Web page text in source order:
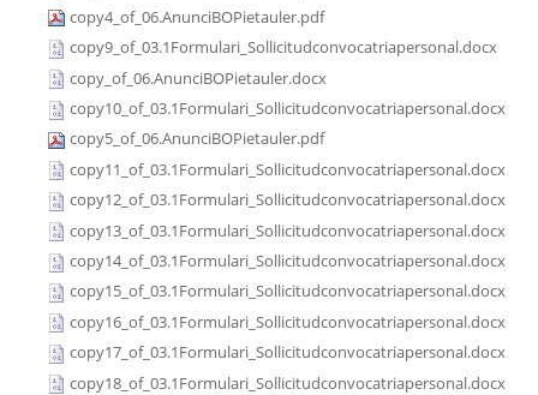
copy4_of_06.AnunciBOPietauler.pdf
copy9_of_03.1Formulari_Sollicitudconvocatriapersonal.docx
copy_of_06.AnunciBOPietauler.docx
copy10_of_03.1Formulari_Sollicitudconvocatriapersonal.docx
copy5_of_06.AnunciBOPietauler.pdf
copy11_of_03.1Formulari_Sollicitudconvocatriapersonal.docx
copy12_of_03.1Formulari_Sollicitudconvocatriapersonal.docx
copy13_of_03.1Formulari_Sollicitudconvocatriapersonal.docx
copy14_of_03.1Formulari_Sollicitudconvocatriapersonal.docx
copy15_of_03.1Formulari_Sollicitudconvocatriapersonal.docx
copy16_of_03.1Formulari_Sollicitudconvocatriapersonal.docx
copy17_of_03.1Formulari_Sollicitudconvocatriapersonal.docx
copy18_of_03.1Formulari_Sollicitudconvocatriapersonal.docx